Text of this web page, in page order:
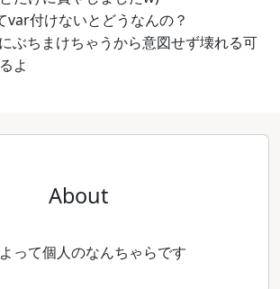
var付けないとどうなんの？
ぶちまけちゃうから意図せず壊れる可
よ
About
って個人のなんちゃらです